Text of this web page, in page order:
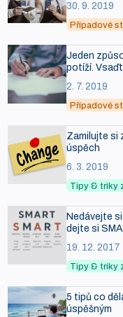
30. 9. 2019
Případové
Jeden
potíží.
2. 7. 2019
Případové
Zamilujte si
úspěch
6. 3. 2019
Tipy & triky
Nedávejte
dejte si
19. 12. 2017
Tipy & triky
5 tipů co
úspěšným